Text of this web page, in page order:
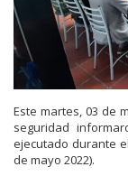
Este martes, 03 de
seguridad
ejecutado durante
de mayo 2022).